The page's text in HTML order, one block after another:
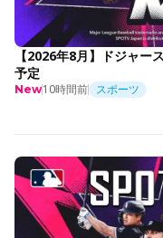
【2026年8月】ドジャ
予定
New10時間前 スポーツ